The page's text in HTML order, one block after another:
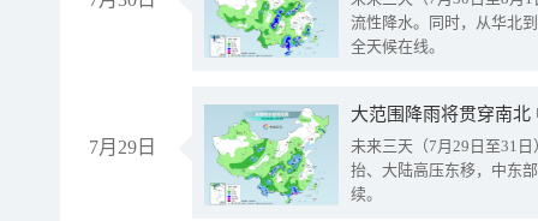
流性降水。同时，从华北
全天候在线。
7月29日
大范围降雨将贯穿南
未来三天（7月29日至31
抬、大陆高压东移，中东
续。